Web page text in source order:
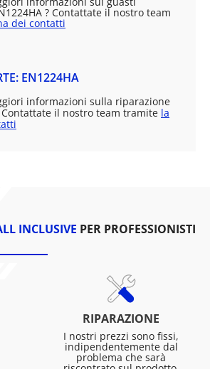
? Contattate il nostro team
dei contatti
EN1224HA
informazioni sulla riparazione
Contattate il nostro team tramite la
INCLUSIVE PER PROFESSIONISTI
RIPARAZIONE
I nostri prezzi sono fissi,
indipendentemente dal
problema che sarà